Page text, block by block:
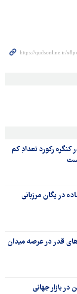
کنگره رکورد تعدادِ کم
در یگان مرزبانی
قدر در عرصه میدان
بازار جهانی